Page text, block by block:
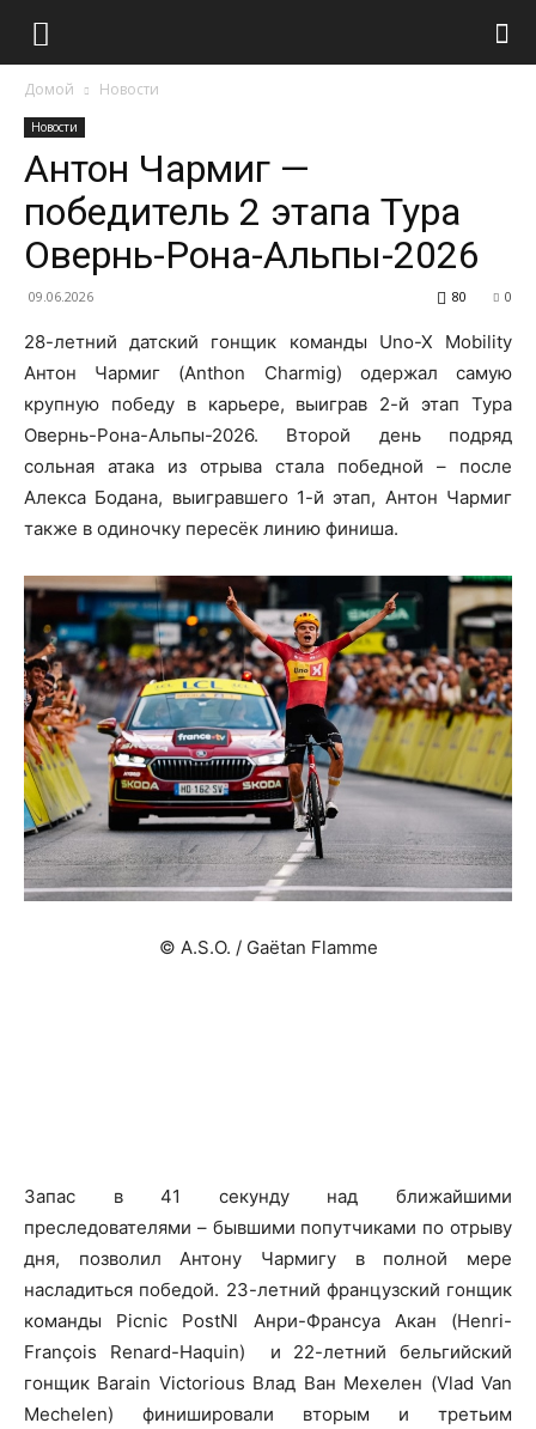
Домой Новости
Новости
Антон Чармиг —
победитель 2 этапа Тура
Овернь-Рона-Альпы-2026
09.06.2026 0
80
28-летний датский гонщик команды Uno-X Mobility
Антон Чармиг (Anthon Charmig) одержал самую
крупную победу в карьере, выиграв 2-й этап Тура
Овернь-Рона-Альпы-2026. Второй день подряд
сольная атака из отрыва стала победной – после
Алекса Бодана, выигравшего 1-й этап, Антон Чармиг
также в одиночку пересёк линию финиша.
© A.S.O. / Gaëtan Flamme
Запас в 41 секунду над ближайшими
преследователями – бывшими попутчиками по отрыву
дня, позволил Антону Чармигу в полной мере
насладиться победой. 23-летний французский гонщик
команды Picnic PostNl Анри-Франсуа Акан (Henri-
François Renard-Haquin) и 22-летний бельгийский
гонщик Barain Victorious Влад Ван Мехелен (Vlad Van
Mechelen) финишировали вторым и третьим